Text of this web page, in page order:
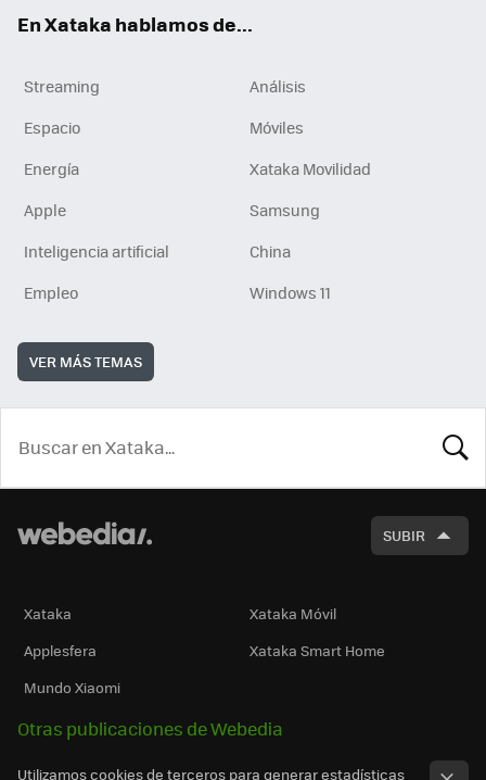
En Xataka hablamos de...
Streaming
Análisis
Espacio
Móviles
Energía
Xataka Movilidad
Apple
Samsung
Inteligencia artificial
China
Empleo
Windows 11
VER MÁS TEMAS
SUBIR
Xataka
Xataka Móvil
Applesfera
Xataka Smart Home
Mundo Xiaomi
Otras publicaciones de Webedia
Utilizamos cookies de terceros para generar estadísticas